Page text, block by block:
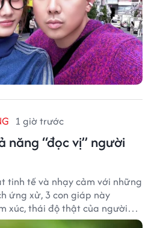
1 giờ trước
năng “đọc vị” người
tinh tế và nhạy cảm với những
ứng xử, 3 con giáp này
xúc, thái độ thật của người